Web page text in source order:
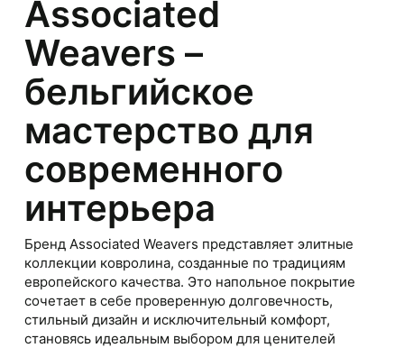
Associated
Weavers –
бельгийское
мастерство для
современного
интерьера
Бренд Associated Weavers представляет элитные
коллекции ковролина, созданные по традициям
европейского качества. Это напольное покрытие
сочетает в себе проверенную долговечность,
стильный дизайн и исключительный комфорт,
становясь идеальным выбором для ценителей